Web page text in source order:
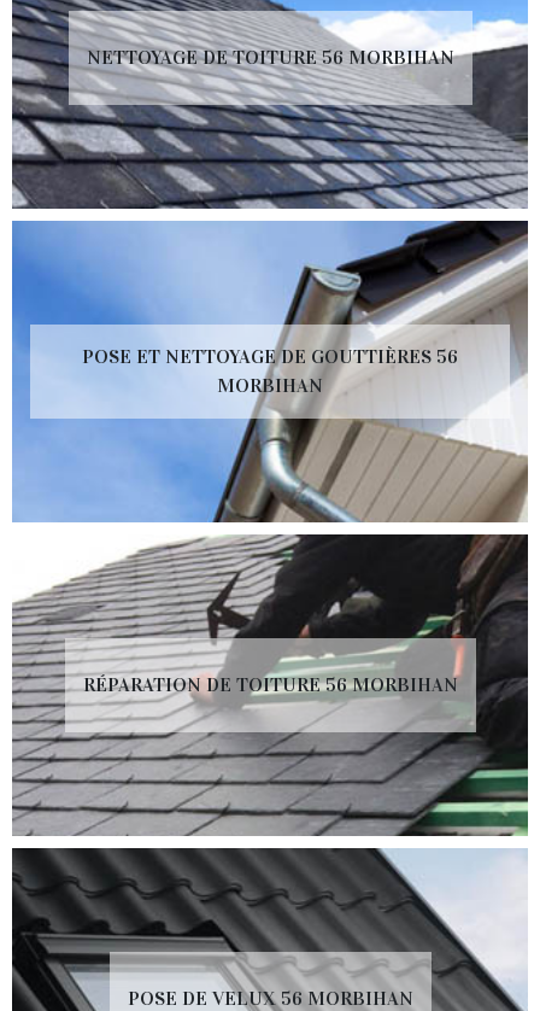
NETTOYAGE DE TOITURE 56 MORBIHAN
POSE ET NETTOYAGE DE GOUTTIÈRES 56
MORBIHAN
RÉPARATION DE TOITURE 56 MORBIHAN
POSE DE VELUX 56 MORBIHAN